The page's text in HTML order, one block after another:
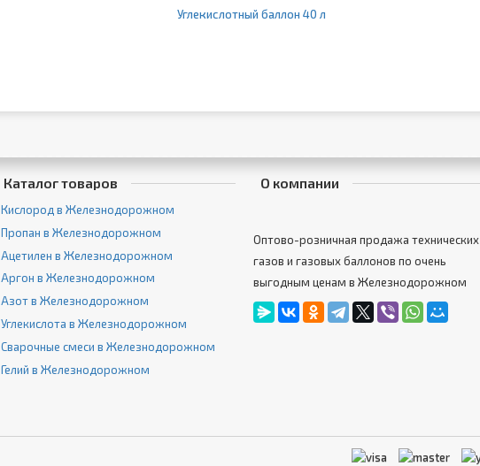
Каталог товаров
Кислород в Железнодорожном
Пропан в Железнодорожном
Ацетилен в Железнодорожном
Аргон в Железнодорожном
Азот в Железнодорожном
Углекислота в Железнодорожном
Сварочные смеси в Железнодорожном
Гелий в Железнодорожном
О компании
Оптово-розничная продажа технических
газов и газовых баллонов по очень
выгодным ценам в Железнодорожном